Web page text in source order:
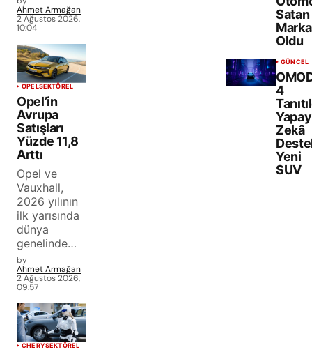
Ahmet Armağan
2 Ağustos 2026,
10:04
OPELSEKTÖREL
Opel’in
Avrupa
Satışları
Yüzde 11,8
Arttı
Opel ve
Vauxhall,
2026 yılının
ilk yarısında
dünya
genelinde…
by
Ahmet Armağan
2 Ağustos 2026,
09:57
CHERYSEKTÖREL
Satan
Oldu
GÜNCEL
4
Yapay
Zekâ
Yeni
SUV